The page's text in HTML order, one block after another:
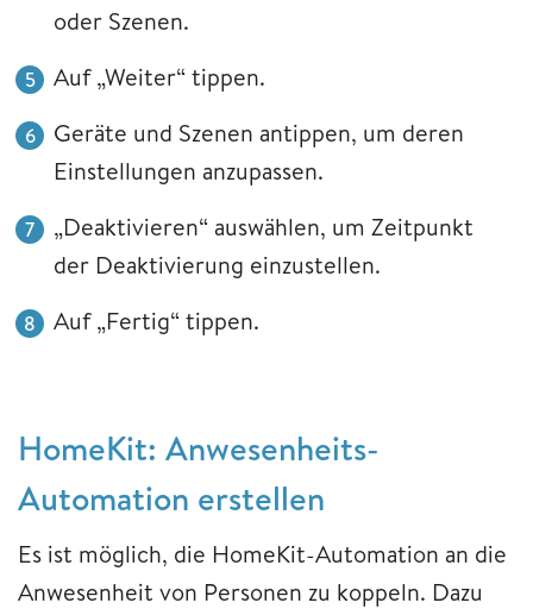
oder Szenen.
Auf „Weiter“ tippen.
Geräte und Szenen antippen, um deren
Einstellungen anzupassen.
„Deaktivieren“ auswählen, um Zeitpunkt
der Deaktivierung einzustellen.
Auf „Fertig“ tippen.
HomeKit: Anwesenheits-
Automation erstellen
Es ist möglich, die HomeKit-Automation an die
Anwesenheit von Personen zu koppeln. Dazu